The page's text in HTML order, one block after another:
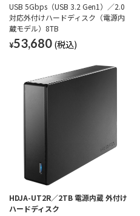
USB 5Gbps（USB 3.2 Gen1）／2.0
対応外付けハードディスク（電源内
蔵モデル）8TB
¥53,680
HDJA-UT2R／2TB 電源内蔵 外付け
ハードディスク